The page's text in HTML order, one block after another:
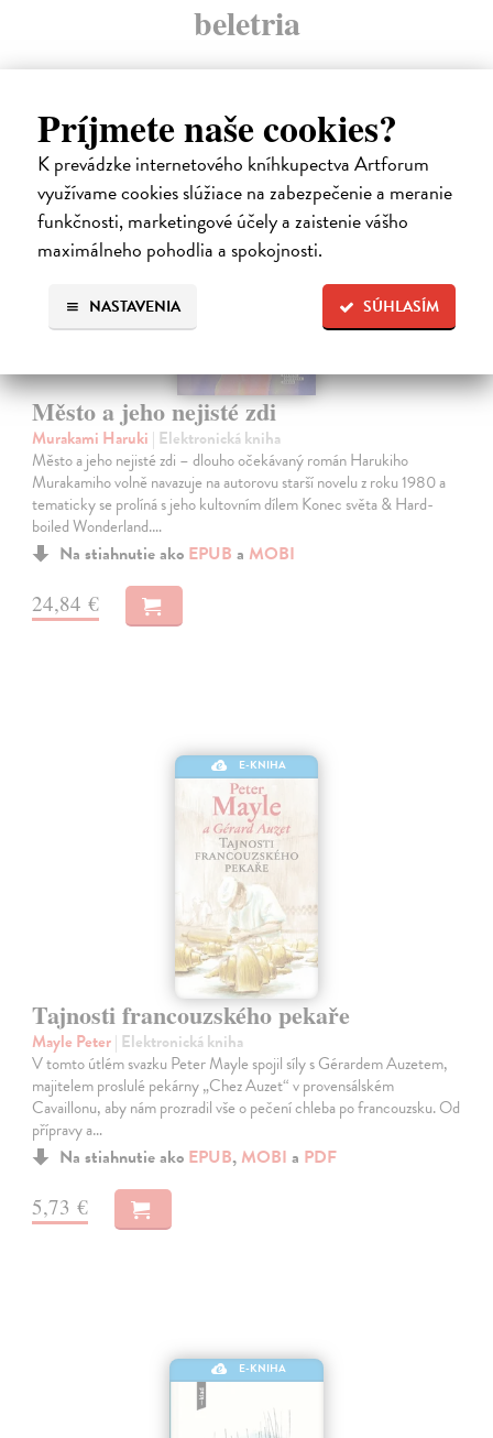
Príjmete naše cookies?
K prevádzke internetového kníhkupectva Artforum
využívame cookies slúžiace na zabezpečenie a meranie
funkčnosti, marketingové účely a zaistenie vášho
maximálneho pohodlia a spokojnosti.
SÚHLASÍM
NASTAVENIA
beletria
E-KNIHA
Město a jeho nejisté zdi
Murakami Haruki | Elektronická kniha
Město a jeho nejisté zdi – dlouho očekávaný román Harukiho
Murakamiho volně navazuje na autorovu starší novelu z roku 1980 a
tematicky se prolíná s jeho kultovním dílem Konec světa & Hard-
boiled Wonderland.…
Na stiahnutie ako EPUB a MOBI
24,84 €
E-KNIHA
Tajnosti francouzského pekaře
Mayle Peter| Elektronická kniha
V tomto útlém svazku Peter Mayle spojil síly s Gérardem Auzetem,
majitelem proslulé pekárny „Chez Auzet“ v provensálském
Cavaillonu, aby nám prozradil vše o pečení chleba po francouzsku. Od
přípravy a…
Na stiahnutie ako EPUB, MOBI a PDF
5,73 €
E-KNIHA